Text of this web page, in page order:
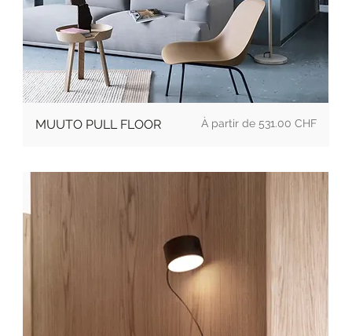
MUUTO PULL FLOOR Prix 531.00 CHF